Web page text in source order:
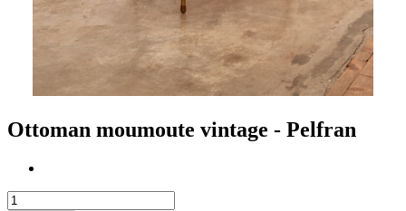
Ottoman moumoute vintage - Pelfran